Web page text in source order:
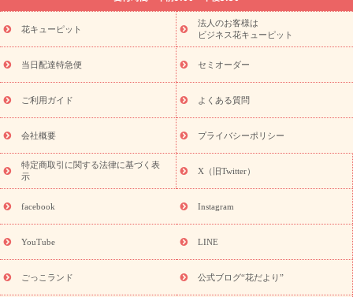
ーブドフラワー
季節のイベント
ひまわり ギフト・プレゼント
特集
お盆 花（新盆・初盆） 季節のイベント
お盆 花（新
盆・初盆）
お盆 花（新盆・初盆）
お盆・お供え 花とセットギ
フト
お盆・お供え プリザーブドフラワー
ひまわり ギフト・プ
レゼント特集
夏の花贈り・お中元・暑中見舞い 花のギフト特集
敬老の日におくる花ギフト・プレゼント特集
花ギフト・プレゼント特集
敬老の日 花のおすすめランキング
敬
老の日 花鉢植えのギフト・プレゼント特集
敬老の日 花とセットギ
フト・プレゼント特集
敬老の日の花 全てのギフト一覧
キャン
ペーン
映画『ウォーターガーディアンズ』コラボキャンペーン
「きょう誕生日なんです」キャンペーン
誕生日の花を探す
誕生日フラワーギフト 誕生日フラワーギフト特集
(トルコキキョウ)
9月の誕生花(リンドウ)
ら探す
お祝いの花特集 当日配達特急便 お祝い商品一覧
花キューピット
法人のお客様は
ビジネス花キューピット
当日配達特急便 セミオーダー
ご利用ガイド よくある質問
会社概要 プライバシーポリシー
特定商取引に関する法律に基づく表
示
X（旧Twitter）
facebook Instagram
YouTube LINE
ごっこランド 公式ブログ“花だより”